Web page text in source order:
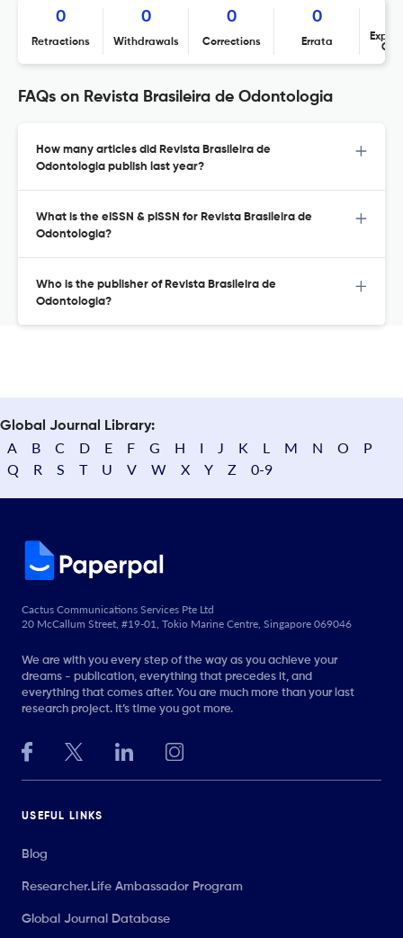
0
Retractions
0
Withdrawals
0
Corrections
0
Errata
FAQs on Revista Brasileira de Odontologia
How many articles did Revista Brasileira de
Odontologia publish last year?
What is the eISSN & pISSN for Revista Brasileira de
Odontologia?
Who is the publisher of Revista Brasileira de
Odontologia?
Global Journal Library:
A B C D E F G H I J K L M N O
P
Q
R S T U V W X Y Z 0-9
Cactus Communications Services Pte Ltd
20 McCallum Street, #19-01, Tokio Marine Centre, Singapore 069046
We are with you every step of the way as you achieve your
dreams - publication, everything that precedes it, and
everything that comes after. You are much more than your last
research project. It’s time you got more.
USEFUL LINKS
Blog
Researcher.Life Ambassador Program
Global Journal Database